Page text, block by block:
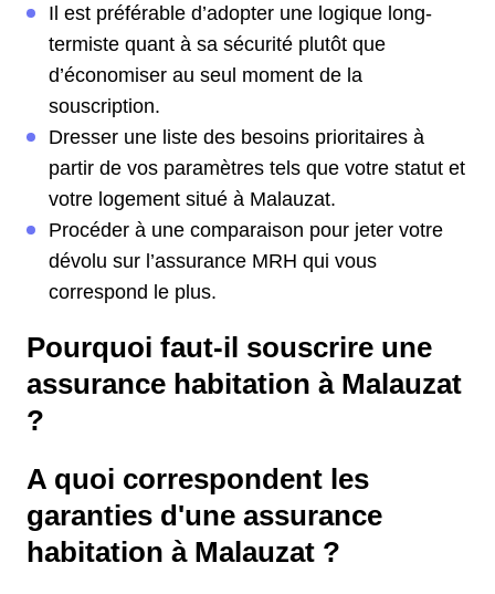
Il est préférable d’adopter une logique long-
termiste quant à sa sécurité plutôt que
d’économiser au seul moment de la
souscription.
Dresser une liste des besoins prioritaires à
partir de vos paramètres tels que votre statut et
votre logement situé à Malauzat.
Procéder à une comparaison pour jeter votre
dévolu sur l’assurance MRH qui vous
correspond le plus.
Pourquoi faut-il souscrire une
assurance habitation à Malauzat
?
A quoi correspondent les
garanties d'une assurance
habitation à Malauzat ?